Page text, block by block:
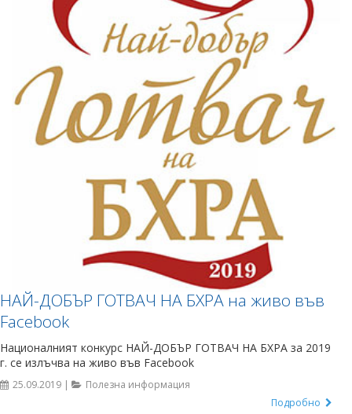
НАЙ-ДОБЪР ГОТВАЧ НА БХРА на живо във
Facebook
Националният конкурс НАЙ-ДОБЪР ГОТВАЧ НА БХРА за 2019
г. се излъчва на живо във Facebook
25.09.2019 |
Полезна информация
Подробно